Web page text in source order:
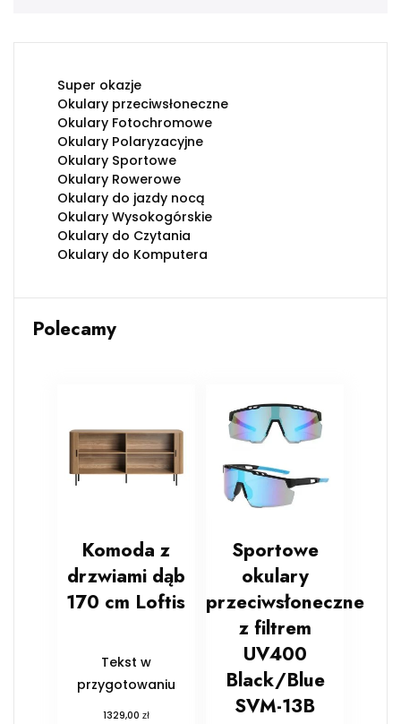
Super okazje
Okulary przeciwsłoneczne
Okulary Fotochromowe
Okulary Polaryzacyjne
Okulary Sportowe
Okulary Rowerowe
Okulary do jazdy nocą
Okulary Wysokogórskie
Okulary do Czytania
Okulary do Komputera
Polecamy
Komoda z
drzwiami dąb
170 cm Loftis
Tekst w
przygotowaniu
1329,00 zł
Sportowe
okulary
przeciwsłoneczne
z filtrem
UV400
Black/Blue
SVM-13B